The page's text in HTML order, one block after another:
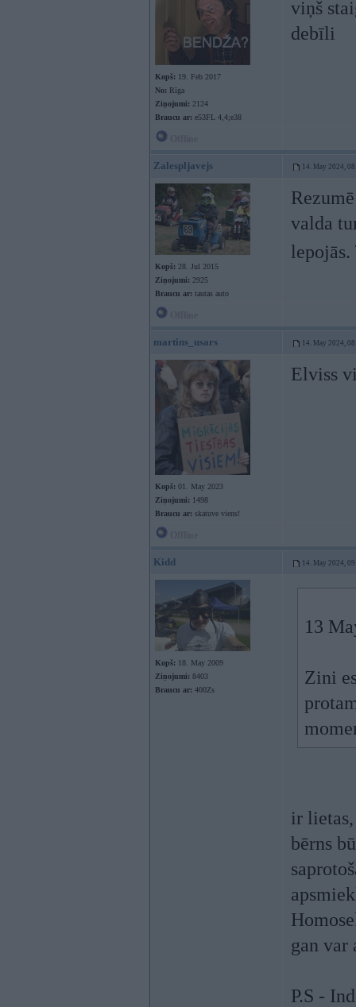
Kopš: 19. Feb 2017
No: Rīga
Ziņojumi: 2124
Braucu ar: e53FL 4,4;e38
viņš
debīli
Zalespljavejs 14. May 2024,
Kopš: 28. Jul 2015
Ziņojumi: 2925
Braucu ar: tautas auto
valda
lepojās.
martins_usars 14. May 2024,
Kopš: 01. May 2023
Ziņojumi: 1498
Braucu ar: skatuve viens!
Elviss
Kidd 14. May 2024,
Kopš: 18. May 2009
Ziņojumi: 8403
Braucu ar: 400Zs
13
Zini
ir
bērns
gan var
P.S -